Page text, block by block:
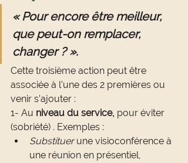
« Pour encore être meilleur,
que peut-on remplacer,
changer ? ».
Cette troisième action peut être
associée à l’une des 2 premières ou
venir s’ajouter :
1- Au niveau du service, pour éviter
(sobriété) . Exemples :
Substituer une visioconférence à
une réunion en présentiel,